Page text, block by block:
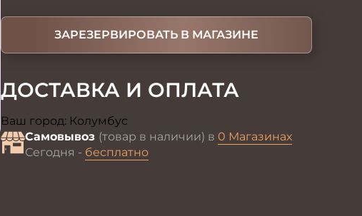
ЗАРЕЗЕРВИРОВАТЬ В МАГАЗИНЕ
ДОСТАВКА И ОПЛАТА
Ваш город: Колумбус
Самовывоз (товар в наличии) в 0 Магазинах
Сегодня - бесплатно